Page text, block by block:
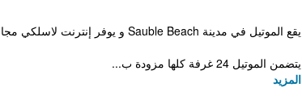
يقع الموتيل في مدينة Sauble Beach و يوفر إنترنت لاسلكي مجاني في الأماكن العامة. كما يقدم هذا الموتيل للنزلاء استعلامات/ناطور، مسبح خارجي ومنطقة مخصصة للتدخين.
يتضمن الموتيل 24 غرفة كلها مزودة ب...
المزيد